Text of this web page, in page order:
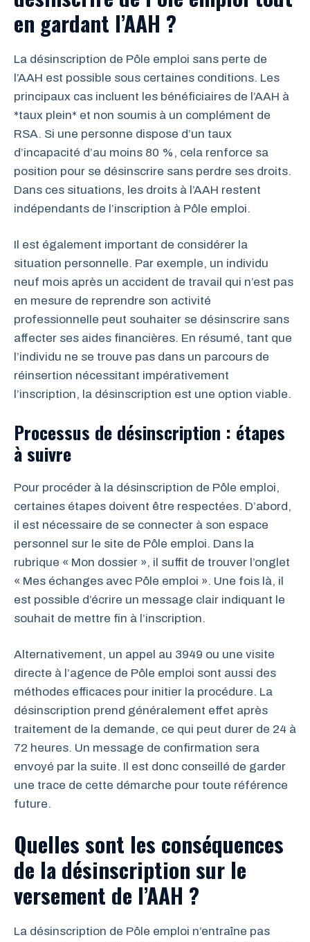
en gardant l’AAH ?
La désinscription de Pôle emploi sans perte de
l’AAH est possible sous certaines conditions. Les
principaux cas incluent les bénéficiaires de l’AAH à
*taux plein* et non soumis à un complément de
RSA. Si une personne dispose d’un taux
d’incapacité d’au moins 80 %, cela renforce sa
position pour se désinscrire sans perdre ses droits.
Dans ces situations, les droits à l’AAH restent
indépendants de l’inscription à Pôle emploi.
Il est également important de considérer la
situation personnelle. Par exemple, un individu
neuf mois après un accident de travail qui n’est pas
en mesure de reprendre son activité
professionnelle peut souhaiter se désinscrire sans
affecter ses aides financières. En résumé, tant que
l’individu ne se trouve pas dans un parcours de
réinsertion nécessitant impérativement
l’inscription, la désinscription est une option viable.
Processus de désinscription : étapes
à suivre
Pour procéder à la désinscription de Pôle emploi,
certaines étapes doivent être respectées. D’abord,
il est nécessaire de se connecter à son espace
personnel sur le site de Pôle emploi. Dans la
rubrique « Mon dossier », il suffit de trouver l’onglet
« Mes échanges avec Pôle emploi ». Une fois là, il
est possible d’écrire un message clair indiquant le
souhait de mettre fin à l’inscription.
Alternativement, un appel au 3949 ou une visite
directe à l’agence de Pôle emploi sont aussi des
méthodes efficaces pour initier la procédure. La
désinscription prend généralement effet après
traitement de la demande, ce qui peut durer de 24 à
72 heures. Un message de confirmation sera
envoyé par la suite. Il est donc conseillé de garder
une trace de cette démarche pour toute référence
future.
Quelles sont les conséquences
de la désinscription sur le
versement de l’AAH ?
La désinscription de Pôle emploi n’entraîne pas